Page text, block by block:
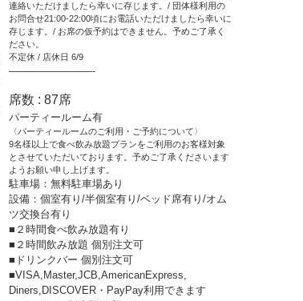
連絡いただけましたら幸いに存じます。/ 団体様利用の
お問合せ21:00-22:00頃にお電話いただけましたら幸いに
存じます。/ お席の仮予約はできません。予めご了承く
ださい。
不定休 / 店休日 6/9
————————-
席数 : 87席
パーティールーム有
〈パーティールームのご利用・ご予約について〉
9名様以上で食べ飲み放題プランをご利用のお客様対象
とさせていただいております。予めご了承くださいます
ようお願い申し上げます。
駐車場：無料駐車場あり
設備：個室有り/半個室有り/ベッド席有り/オム
ツ交換台有り
■２時間食べ飲み放題有り
■２時間飲み放題 個別注文可
■ドリンクバー 個別注文可
■VISA,Master,JCB,AmericanExpress,
Diners,DISCOVER・PayPay利用できます